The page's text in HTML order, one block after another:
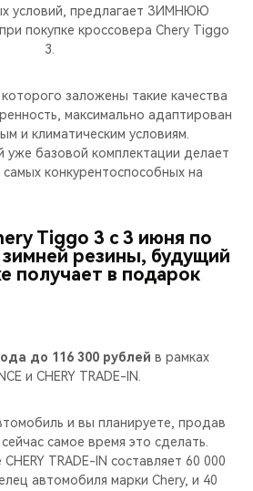
условий, предлагает ЗИМНЮЮ
покупке кроссовера Chery Tiggo
3.
заложены такие качества
максимально адаптирован
и климатическим условиям.
базовой комплектации делает
конкурентоспособных на
Tiggo 3 с 3 июня по
резины, будущий
получает в подарок
до 116 300 рублей в рамках
и CHERY TRADE-IN.
и вы планируете, продав
самое время это сделать.
TRADE-IN составляет 60 000
автомобиля марки Chery, и 40